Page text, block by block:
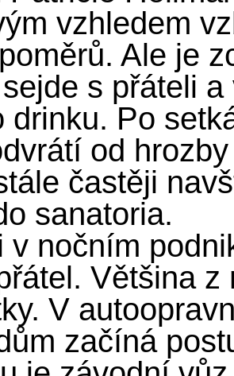
vzhledem
Ale je
s přáteli
drinku. Po
od
častěji
sanatoria.
v nočním
Většina
V
začíná